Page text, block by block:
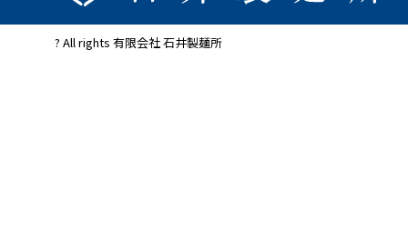
? All rights 有限会社 石井製麺所